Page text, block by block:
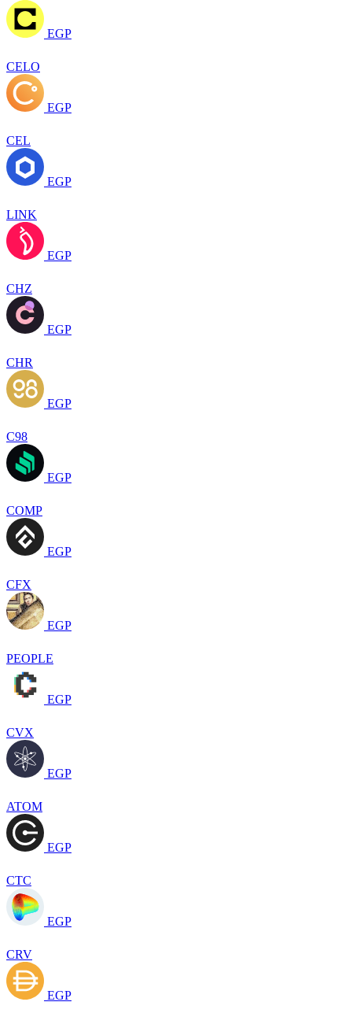
EGP
CELO
EGP
CEL
EGP
LINK
EGP
CHZ
EGP
CHR
EGP
C98
EGP
COMP
EGP
CFX
EGP
PEOPLE
EGP
CVX
EGP
ATOM
EGP
CTC
EGP
CRV
EGP